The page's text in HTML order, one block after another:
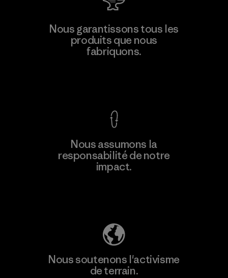
plus
MAS Active (Pvt) Ltd. - Asialine
Nous garantissons tous les
produits que nous
fabriquons.
Nous assumons la
responsabilité de notre
impact.
Nous soutenons l'activisme
de terrain.